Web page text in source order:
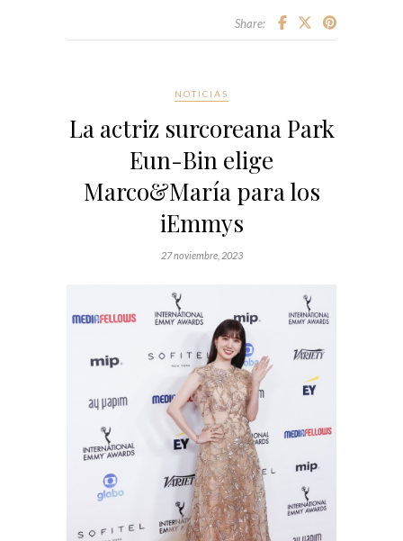
Share:
NOTICIAS
La actriz surcoreana Park
Eun-Bin elige
Marco&María para los
iEmmys
27 noviembre, 2023